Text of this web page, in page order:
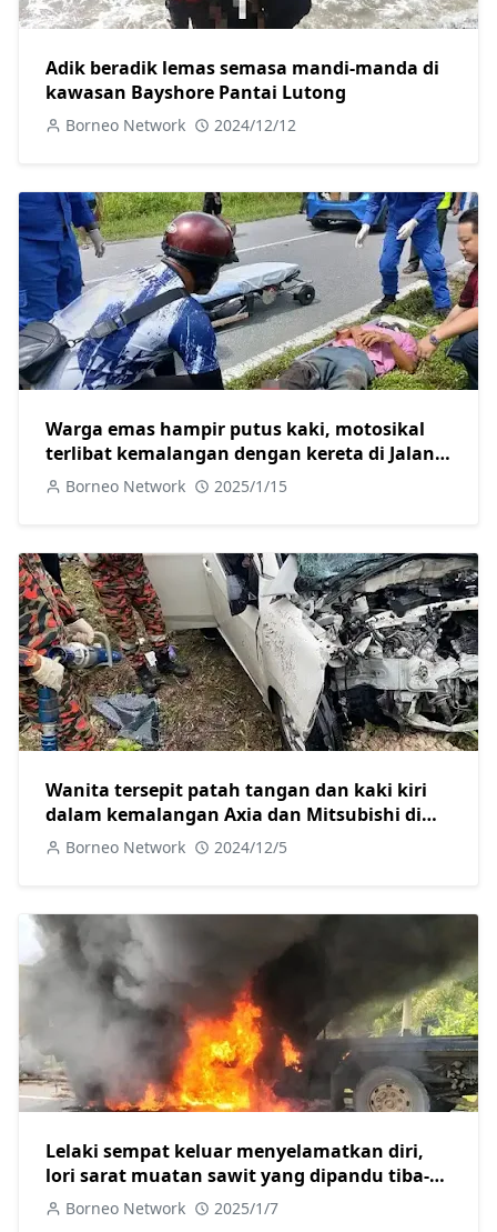
Adik beradik lemas semasa mandi-manda di
kawasan Bayshore Pantai Lutong
Borneo Network 2024/12/12
Warga emas hampir putus kaki, motosikal
terlibat kemalangan dengan kereta di Jalan
Skim B Sarikei
Borneo Network 2025/1/15
Wanita tersepit patah tangan dan kaki kiri
dalam kemalangan Axia dan Mitsubishi di
Jalan Camar
Borneo Network 2024/12/5
Lelaki sempat keluar menyelamatkan diri,
lori sarat muatan sawit yang dipandu tiba-
tiba terbakar
Borneo Network 2025/1/7